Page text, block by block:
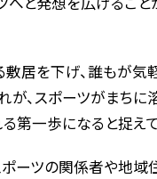
敷居を下げ、誰もが気
が、スポーツがまちに
第一歩になると捉え
ーツの関係者や地域